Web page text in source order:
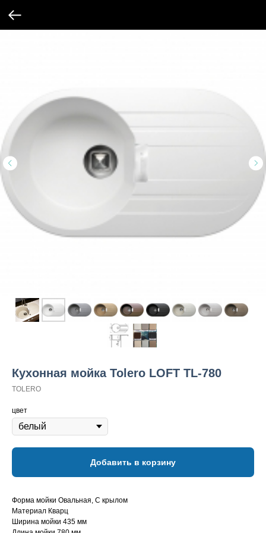
Кухонная мойка Tolero LOFT TL-780
TOLERO
цвет
Добавить в корзину
Форма мойки Овальная, С крылом
Материал Кварц
Ширина мойки 435 мм